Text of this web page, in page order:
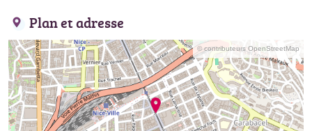
Plan et adresse
© contributeurs OpenStreetMap